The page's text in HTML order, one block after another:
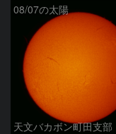
08/07の太陽
天文バカボン町田支部